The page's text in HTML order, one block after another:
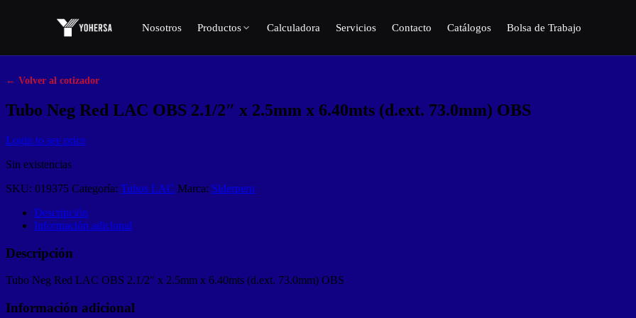
← Volver al cotizador
Tubo Neg Red LAC OBS 2.1/2″ x 2.5mm x 6.40mts (d.ext. 73.0mm) OBS
Login to see price
Sin existencias
SKU: 019375 Categoría: Tubos LAC Marca: Siderperu
Descripción
Información adicional
Descripción
Tubo Neg Red LAC OBS 2.1/2″ x 2.5mm x 6.40mts (d.ext. 73.0mm) OBS
Información adicional
Nosotros Productos Calculadora Servicios Contacto Catálogos Bolsa de Trabajo